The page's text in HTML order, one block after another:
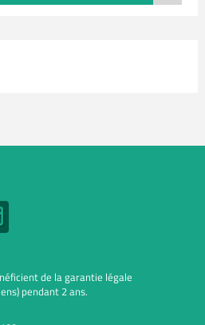
de la garantie légale
pendant 2 ans.